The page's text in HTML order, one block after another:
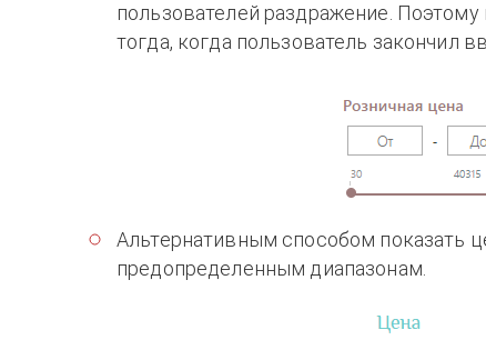
пользователей раздражение.
тогда, когда пользователь закончил
Альтернативным способом показать
предопределенным диапазонам.